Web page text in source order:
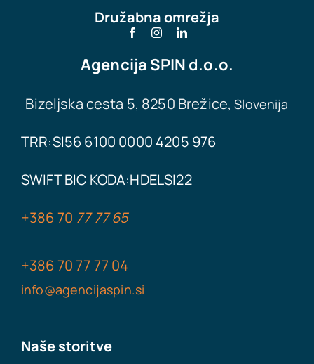
Družabna omrežja
Agencija SPIN d.o.o.
Bizeljska cesta 5, 8250 Brežice, Slovenija
TRR:SI56 6100 0000 4205 976
SWIFT BIC KODA:HDELSI22
+38670 77 77 65
+38670 77 77 04
info@agencijaspin.si
Naše storitve